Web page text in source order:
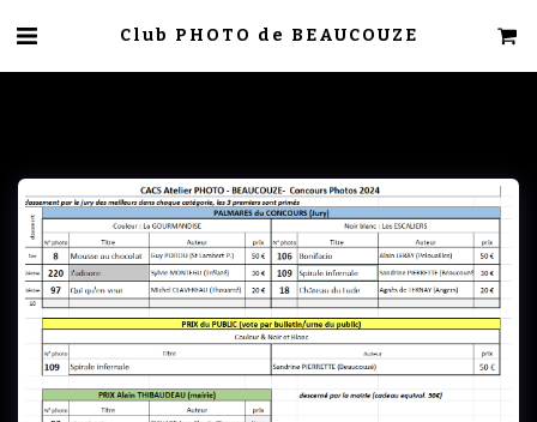
Club PHOTO de BEAUCOUZE